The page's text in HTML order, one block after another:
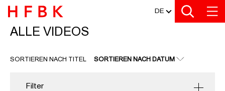
Zu den Filtern
Zur Metanavigation
Zur Hauptnavigation
Zur Suche
Zum Inhalt
Zum Seitenfuss DE
ALLE VIDEOS
ALLE VIDEOS
SORTIEREN NACH TITEL SORTIEREN NACH DATUM
Filter